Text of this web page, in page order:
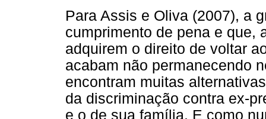
Para Assis e Oliva (2007), a
cumprimento de pena e que,
adquirem o direito de voltar
acabam não permanecendo
encontram muitas
da discriminação contra ex-
e o de sua família. E como